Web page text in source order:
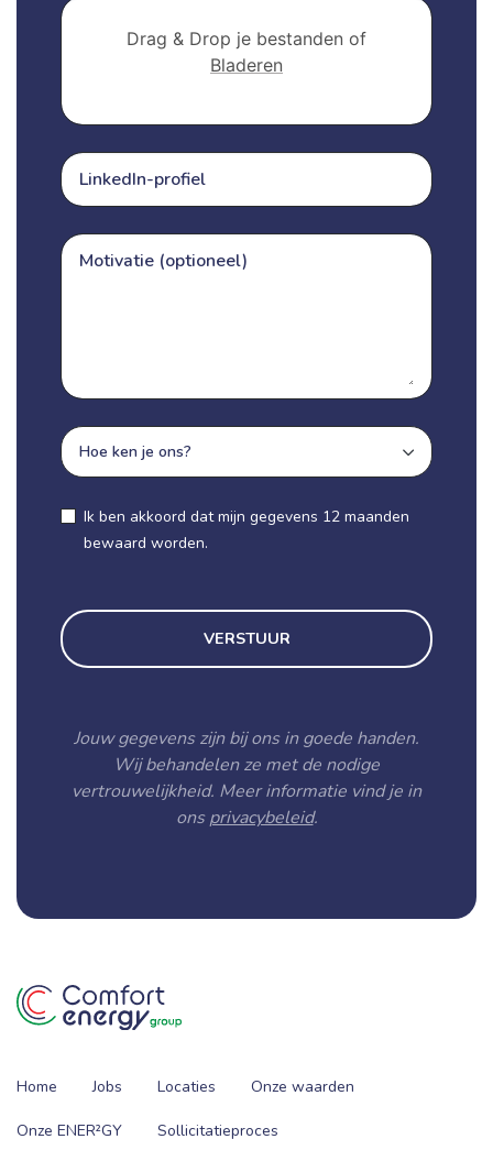
Drag & Drop je bestanden of
Bladeren
Ik ben akkoord dat mijn gegevens 12 maanden
bewaard worden.
VERSTUUR
Jouw gegevens zijn bij ons in goede handen.
Wij behandelen ze met de nodige
vertrouwelijkheid. Meer informatie vind je in
onsprivacybeleid.
Home Jobs Locaties Onze waarden
Onze ENER²GY Sollicitatieproces